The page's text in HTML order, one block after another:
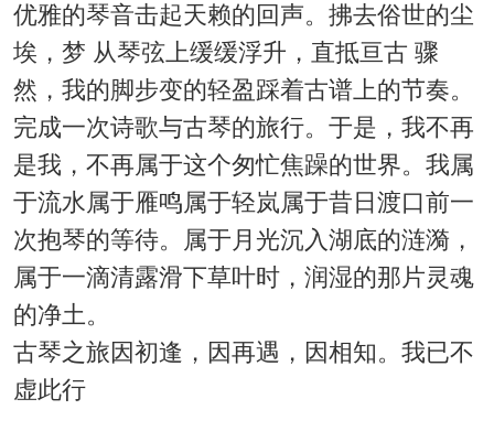
优雅的琴音击起天赖的回声。拂去俗世的尘
埃，梦 从琴弦上缓缓浮升，直抵亘古 骤
然，我的脚步变的轻盈踩着古谱上的节奏。
完成一次诗歌与古琴的旅行。于是，我不再
是我，不再属于这个匆忙焦躁的世界。我属
于流水属于雁鸣属于轻岚属于昔日渡口前一
次抱琴的等待。属于月光沉入湖底的涟漪，
属于一滴清露滑下草叶时，润湿的那片灵魂
的净土。
古琴之旅因初逢，因再遇，因相知。我已不
虚此行